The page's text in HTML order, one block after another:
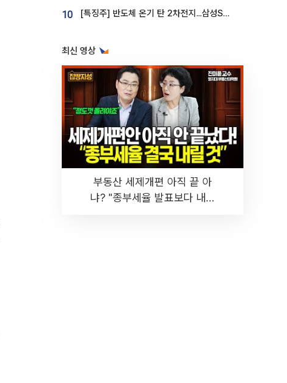
10 [특징주] 반도체 온기 탄 2차전지...삼성SDI, 장 초반 7% 넘게 껑충
최신 영상
부동산 세제개편 아직 끝 아
냐? "종부세율 발표보다 내릴